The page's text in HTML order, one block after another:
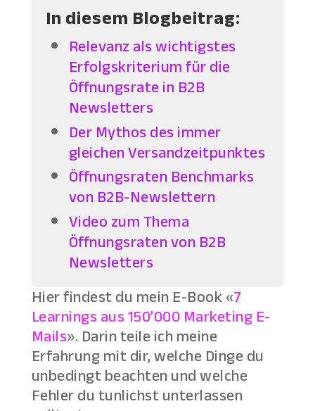
In diesem Blogbeitrag:
Relevanz als wichtigstes
Erfolgskriterium für die
Öffnungsrate in B2B
Newsletters
Der Mythos des immer
gleichen Versandzeitpunktes
Öffnungsraten Benchmarks
von B2B-Newslettern
Video zum Thema
Öffnungsraten von B2B
Newsletters
Hier findest du mein E-Book «7
Learnings aus 150’000 Marketing E-
Mails». Darin teile ich meine
Erfahrung mit dir, welche Dinge du
unbedingt beachten und welche
Fehler du tunlichst unterlassen